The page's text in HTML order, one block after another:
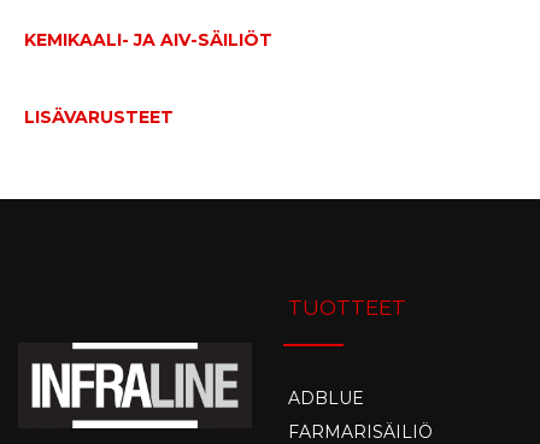
KEMIKAALI- JA AIV-SÄILIÖT
LISÄVARUSTEET
TUOTTEET
ADBLUE
FARMARISÄILIÖ